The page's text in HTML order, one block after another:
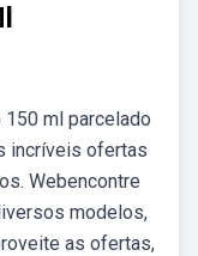
ml parcelado
incríveis ofertas
Webencontre
modelos,
as ofertas,